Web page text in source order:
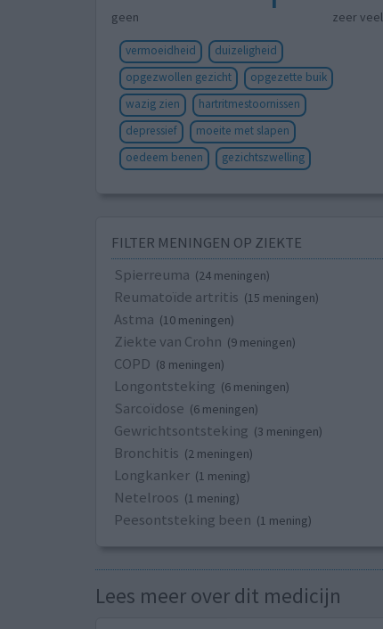
geen zeer veel
vermoeidheid
duizeligheid
opgezwollen gezicht
opgezette buik
wazig zien
hartritmestoornissen
depressief
moeite met slapen
oedeem benen
gezichtszwelling
FILTER MENINGEN OP ZIEKTE
Spierreuma (24 meningen)
Reumatoïde artritis (15 meningen)
Astma (10 meningen)
Ziekte van Crohn (9 meningen)
COPD (8 meningen)
Longontsteking (6 meningen)
Sarcoïdose (6 meningen)
Gewrichtsontsteking (3 meningen)
Bronchitis (2 meningen)
Longkanker (1 mening)
Netelroos (1 mening)
Peesontsteking been (1 mening)
Lees meer over dit medicijn